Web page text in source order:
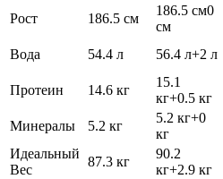
Рост
186.5 см
186.5 см0
см
Вода
54.4 л 56.4 л+2 л
Протеин
14.6 кг
15.1
кг+0.5 кг
Минералы
5.2 кг
5.2 кг+0
кг
Идеальный
Вес
87.3 кг
90.2
кг+2.9 кг